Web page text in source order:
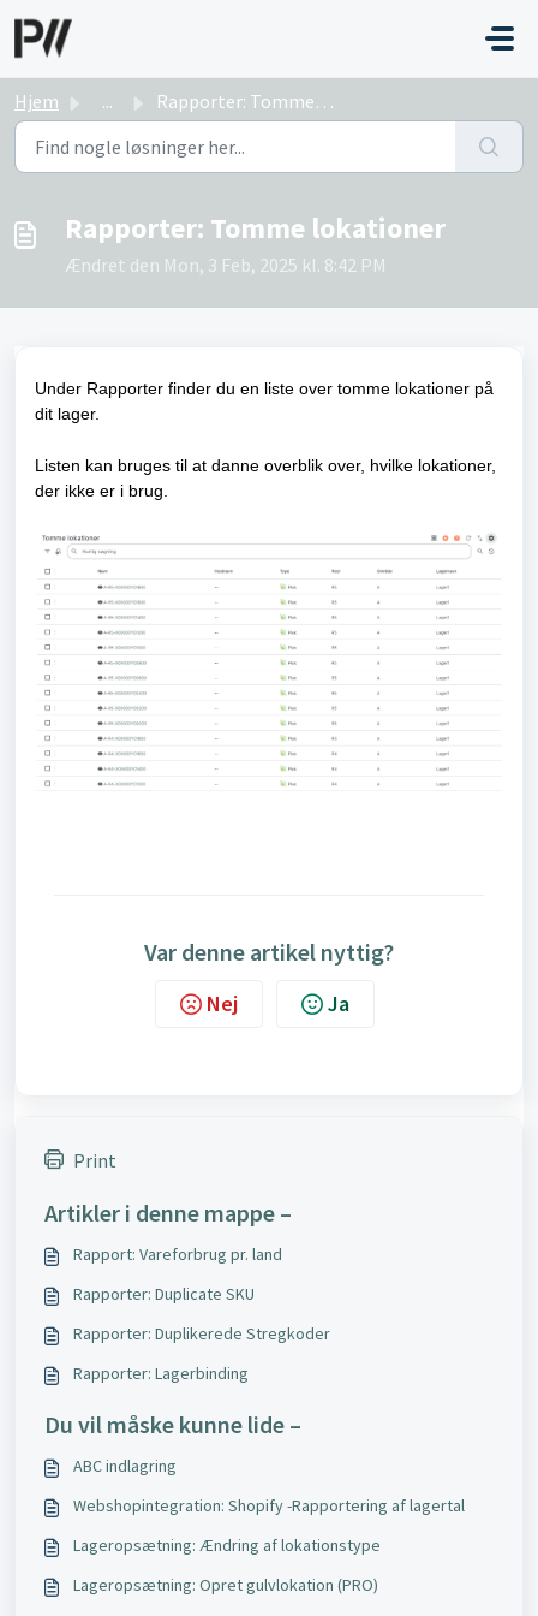
Hjem ... Rapporter: Tomme lokationer
Rapporter: Tomme lokationer
Ændret den Mon, 3 Feb, 2025 kl. 8:42 PM
Under Rapporter finder du en liste over tomme lokationer på
dit lager.
Listen kan bruges til at danne overblik over, hvilke lokationer,
der ikke er i brug.
Var denne artikel nyttig?
Nej Ja
Print
Artikler i denne mappe –
Rapport: Vareforbrug pr. land
Rapporter: Duplicate SKU
Rapporter: Duplikerede Stregkoder
Rapporter: Lagerbinding
Du vil måske kunne lide –
ABC indlagring
Webshopintegration: Shopify -Rapportering af lagertal
Lageropsætning: Ændring af lokationstype
Lageropsætning: Opret gulvlokation (PRO)